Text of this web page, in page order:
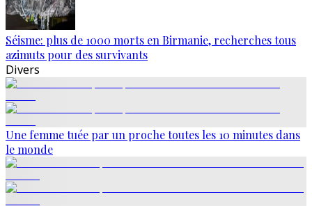
Séisme: plus de 1000 morts en Birmanie, recherches tous
azimuts pour des survivants
Divers
Une femme tuée par un proche toutes les 10 minutes dans
le monde